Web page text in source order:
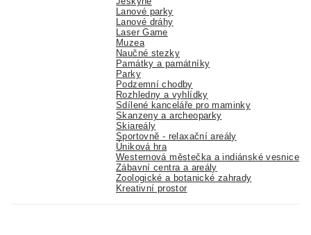
Lanové parky
Lanové dráhy
Laser Game
Muzea
Naučné stezky
Památky a památníky
Parky
Podzemní chodby
Rozhledny a vyhlídky
Sdílené kanceláře pro maminky
Skanzeny a archeoparky
Skiareály
Sportovně - relaxační areály
Úniková hra
Westernová městečka a indiánské vesnice
Zábavní centra a areály
Zoologické a botanické zahrady
Kreativní prostor